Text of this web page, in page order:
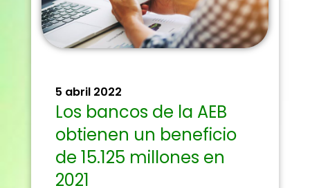
5 abril 2022
Los bancos de la AEB
obtienen un beneficio
de 15.125 millones en
2021